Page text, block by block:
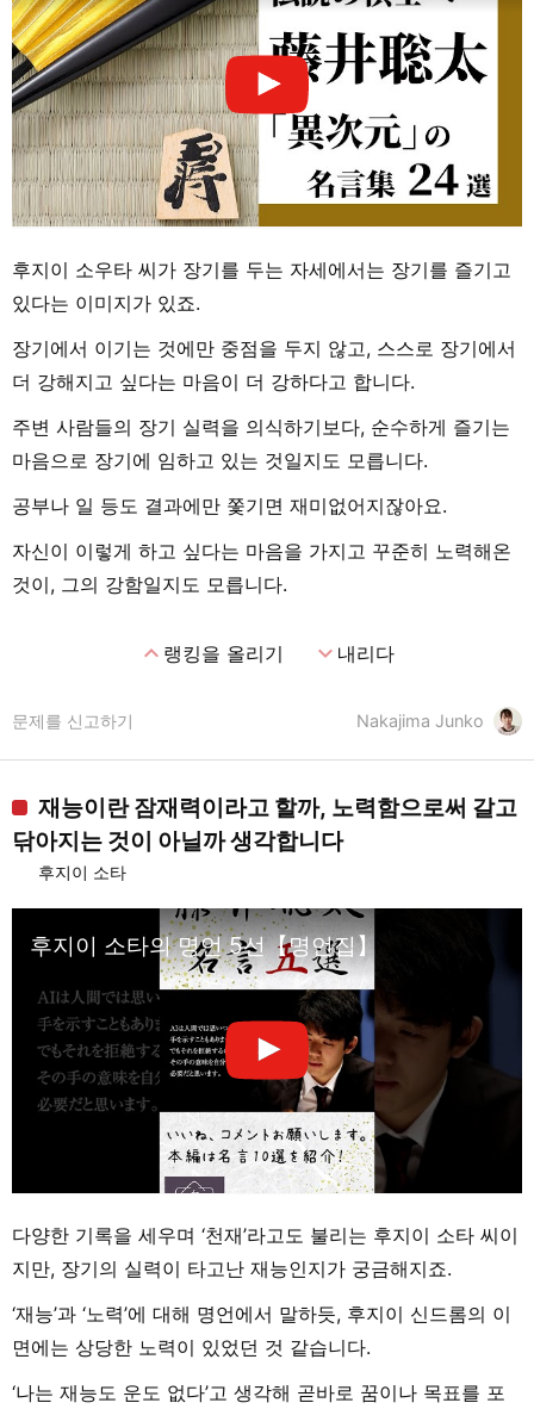
후지이 소우타 씨가 장기를 두는 자세에서는 장기를 즐기고
있다는 이미지가 있죠.
장기에서 이기는 것에만 중점을 두지 않고, 스스로 장기에서
더 강해지고 싶다는 마음이 더 강하다고 합니다.
주변 사람들의 장기 실력을 의식하기보다, 순수하게 즐기는
마음으로 장기에 임하고 있는 것일지도 모릅니다.
공부나 일 등도 결과에만 쫓기면 재미없어지잖아요.
자신이 이렇게 하고 싶다는 마음을 가지고 꾸준히 노력해온
것이, 그의 강함일지도 모릅니다.
expand_less랭킹을 올리기 expand_more내리다
Nakajima Junko
문제를 신고하기
재능이란 잠재력이라고 할까, 노력함으로써 갈고
닦아지는 것이 아닐까 생각합니다
후지이 소타
후지이 소타의 명언 5선【명언집】
다양한 기록을 세우며 ‘천재’라고도 불리는 후지이 소타 씨이
지만, 장기의 실력이 타고난 재능인지가 궁금해지죠.
‘재능’과 ‘노력’에 대해 명언에서 말하듯, 후지이 신드롬의 이
면에는 상당한 노력이 있었던 것 같습니다.
‘나는 재능도 운도 없다’고 생각해 곧바로 꿈이나 목표를 포